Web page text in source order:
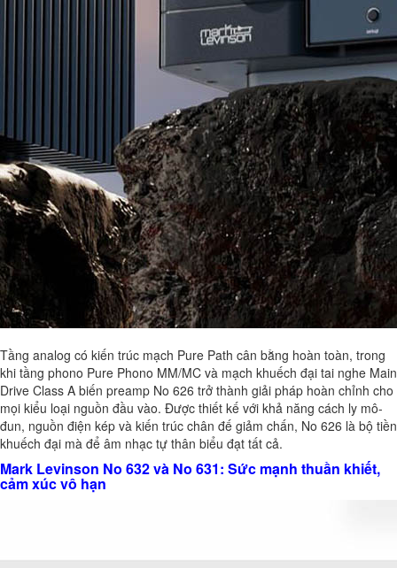
Tầng analog có kiến trúc mạch Pure Path cân bằng hoàn toàn, trong
khi tầng phono Pure Phono MM/MC và mạch khuếch đại tai nghe Main
Drive Class A biến preamp No 626 trở thành giải pháp hoàn chỉnh cho
mọi kiểu loại nguồn đầu vào. Được thiết kế với khả năng cách ly mô-
đun, nguồn điện kép và kiến trúc chân đế giảm chấn, No 626 là bộ tiền
khuếch đại mà để âm nhạc tự thân biểu đạt tất cả.
Mark Levinson No 632 và No 631: Sức mạnh thuần khiết,
cảm xúc vô hạn